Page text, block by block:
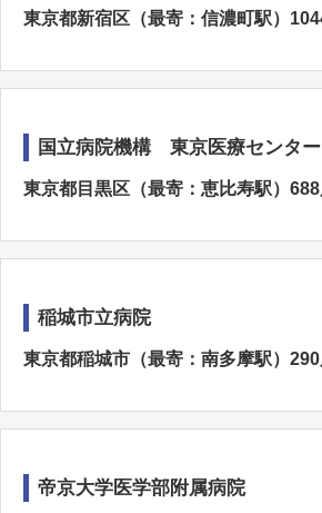
東京都新宿区（最寄：信濃町駅）
国立病院機構 東京医療センター
東京都目黒区（最寄：恵比寿駅）
稲城市立病院
東京都稲城市（最寄：南多摩駅）
帝京大学医学部附属病院